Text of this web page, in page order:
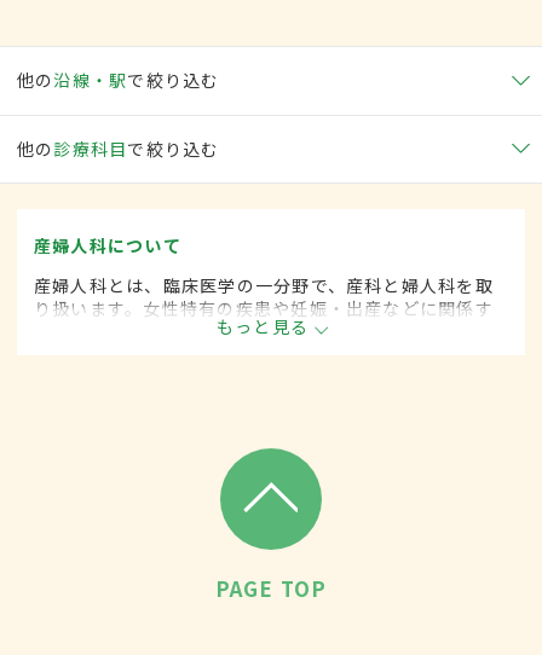
他の沿線・駅で絞り込む
他の 診療科目で絞り込む
産婦人科について
産婦人科とは、臨床医学の一分野で、産科と婦人科を取
り扱います。女性特有の疾患や妊娠・出産などに関係す
る病気に対して、予防・診断・治療します。
もっと見る
PAGE TOP